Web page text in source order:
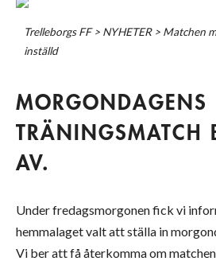
Trelleborgs FF> NYHETER> Matchen
inställd
MORGONDAGENS
TRÄNINGSMATCH
AV.
Under fredagsmorgonen fick vi
hemmalaget valt att ställa in
Vi ber att få återkomma om